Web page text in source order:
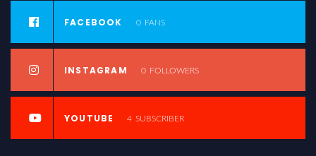
FACEBOOK 0 FANS
INSTAGRAM 0 FOLLOWERS
YOUTUBE 4 SUBSCRIBER